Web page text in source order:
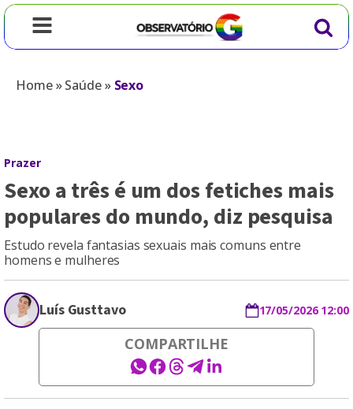
Home»Saúde» Sexo
Prazer
Sexo a três é um dos fetiches mais
populares do mundo, diz pesquisa
Estudo revela fantasias sexuais mais comuns entre
homens e mulheres
Luís Gusttavo 17/05/2026 12:00
COMPARTILHE